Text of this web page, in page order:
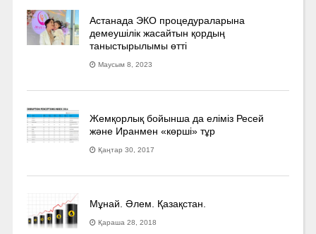
Астанада ЭКО процедураларына
демеушілік жасайтын қордың
таныстырылымы өтті
Маусым 8, 2023
Жемқорлық бойынша да еліміз Ресей
және Иранмен «көрші» тұр
Қаңтар 30, 2017
Мұнай. Әлем. Қазақстан.
Қараша 28, 2018